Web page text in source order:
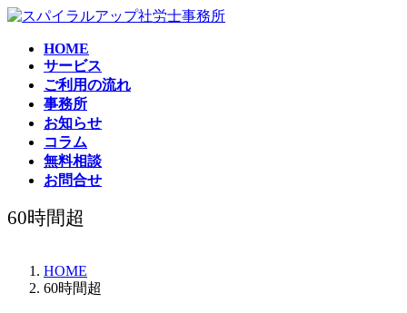
コ
ナ
HOME
サービス
ご利用の流れ
事務所
お知らせ
コラム
無料相談
お問合せ
60時間超
HOME
60時間超